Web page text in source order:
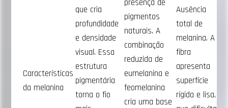
Características
da melanina
que cria
profundidade
e densidade
visual. Essa
estrutura
pigmentária
torna o fio
presença de
pigmentos
naturais. A
combinação
reduzida de
eumelanina e
feomelanina
cria uma base
Ausência
total de
melanina. A
fibra
apresenta
superfície
rígida e lisa,